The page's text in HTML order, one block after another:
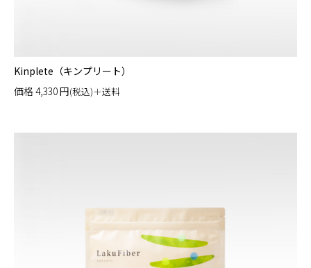
Kinplete（キンプリート）
価格4,330円(税込)＋送料